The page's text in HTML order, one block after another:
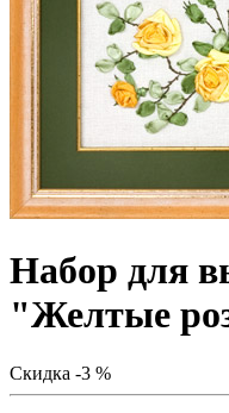
Набор для
"Желтые
Скидка -3 %